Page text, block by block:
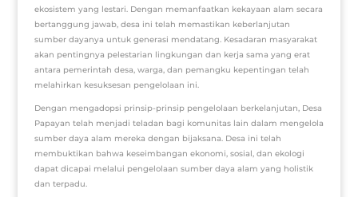
ekosistem yang lestari. Dengan memanfaatkan kekayaan alam secara
bertanggung jawab, desa ini telah memastikan keberlanjutan
sumber dayanya untuk generasi mendatang. Kesadaran masyarakat
akan pentingnya pelestarian lingkungan dan kerja sama yang erat
antara pemerintah desa, warga, dan pemangku kepentingan telah
melahirkan kesuksesan pengelolaan ini.
Dengan mengadopsi prinsip-prinsip pengelolaan berkelanjutan, Desa
Papayan telah menjadi teladan bagi komunitas lain dalam mengelola
sumber daya alam mereka dengan bijaksana. Desa ini telah
membuktikan bahwa keseimbangan ekonomi, sosial, dan ekologi
dapat dicapai melalui pengelolaan sumber daya alam yang holistik
dan terpadu.